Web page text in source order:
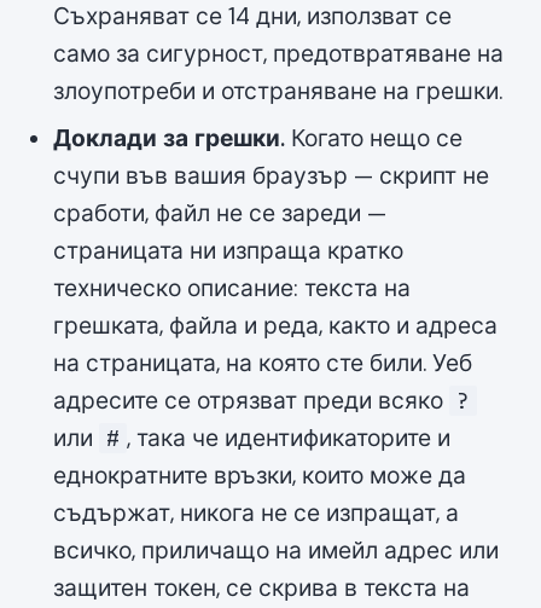
Съхраняват се 14 дни, използват се
само за сигурност, предотвратяване на
злоупотреби и отстраняване на грешки.
Доклади за грешки. Когато нещо се
счупи във вашия браузър — скрипт не
сработи, файл не се зареди —
страницата ни изпраща кратко
техническо описание: текста на
грешката, файла и реда, както и адреса
на страницата, на която сте били. Уеб
адресите се отрязват преди всяко ?
или # , така че идентификаторите и
еднократните връзки, които може да
съдържат, никога не се изпращат, а
всичко, приличащо на имейл адрес или
защитен токен, се скрива в текста на